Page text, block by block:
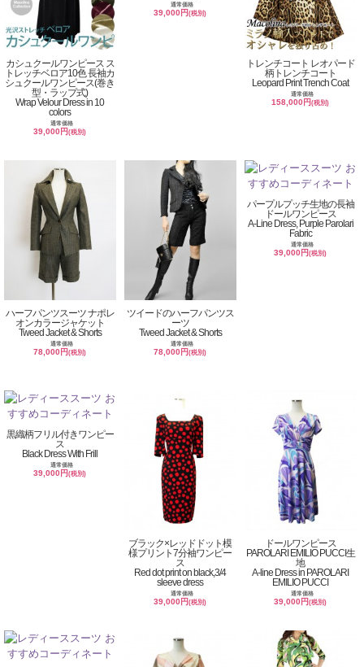
カシュクールワンピース ス
トレッチベロア10色 長袖カ
シュクールワンピース(巻き
型・ラップ式)
Wrap Velour Dress in 10
colors
通常価格
39,000円(税別)
通常価格
39,000円(税別)
トレンチコート レオパード
柄トレンチコート
Leopard Print Trench Coat
通常価格
158,000円(税別)
ハーフパンツスーツ ナポレ
オンカラージャケット
Tweed Jacket & Shorts
通常価格
78,000円(税別)
ツイードのハーフパンツス
ーツ
Tweed Jacket & Shorts
通常価格
78,000円(税別)
パープルプッチ生地の長袖
ドールワンピース
A-Line Dress, Purple Parolari
Fabric
通常価格
39,000円(税別)
黒織柄フリル付きワンピー
ス
Black Dress With Frill
通常価格
39,000円(税別)
ブラック×レッドドット模
様プリント7分袖ワンピー
ス
Red dot print on black,3/4
sleeve dress
通常価格
39,000円(税別)
ドールワンピース
PAROLARI EMILIO PUCCI生
地
A-line Dress in PAROLARI
EMILIO PUCCI
通常価格
39,000円(税別)